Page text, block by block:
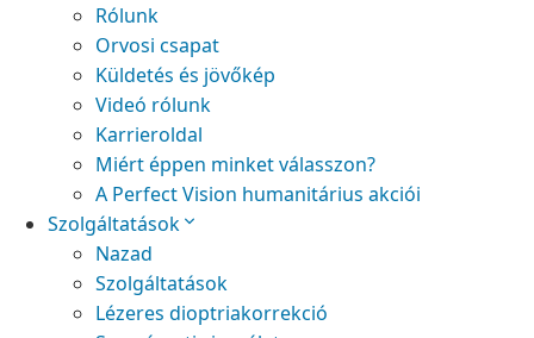
Rólunk
Orvosi csapat
Küldetés és jövőkép
Videó rólunk
Karrieroldal
Miért éppen minket válasszon?
A Perfect Vision humanitárius akciói
Szolgáltatások
Nazad
Szolgáltatások
Lézeres dioptriakorrekció